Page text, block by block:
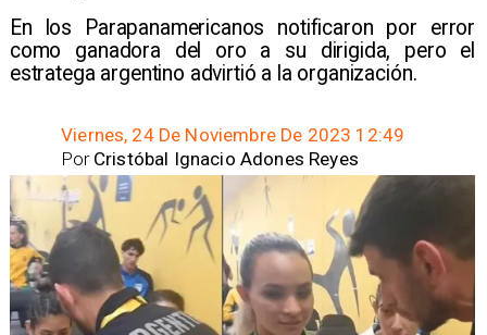
En los Parapanamericanos notificaron por error
como ganadora del oro a su dirigida, pero el
estratega argentino advirtió a la organización.
Viernes, 24 De Noviembre De 2023 12:49
Cristóbal Ignacio Adones Reyes
Por